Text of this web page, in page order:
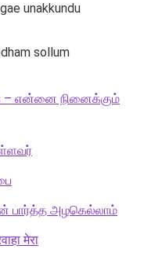
unakkundu
sollum
– என்னை நினைக்கும்
பார்த்த அழகெல்லாம்
मेरा